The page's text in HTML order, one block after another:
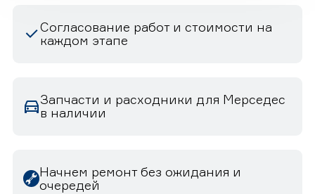
Согласование работ и стоимости на
каждом этапе
Запчасти и расходники для Мерседес
в наличии
Начнем ремонт без ожидания и
очередей